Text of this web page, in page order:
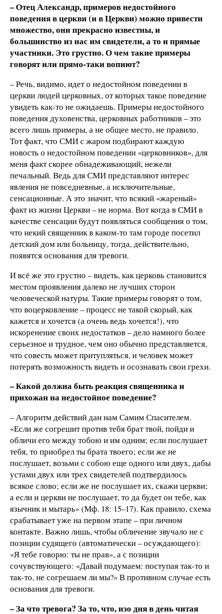
– Отец Александр, примеров недостойного
поведения в церкви (и в Церкви) можно привести
множество, они прекрасно известны, и
большинство из нас им свидетели, а то и прямые
участники. Это грустно. О чем такие примеры
говорят или прямо-таки вопиют?
– Речь, видимо, идет о недостойном поведении в
церкви людей церковных, от которых такое поведение
увидеть как-то не ожидаешь. Примеры недостойного
поведения духовенства, церковных работников – это
всего лишь примеры, а не общее место, не правило.
Тот факт, что СМИ с жаром подбирают каждую
новость о недостойном поведении «церковников», для
меня факт скорее обнадеживающий, нежели
печальный. Ведь для СМИ представляют интерес
явления не повседневные, а исключительные,
сенсационные. А это значит, что всякий «жареный»
факт из жизни Церкви – не норма. Вот когда в СМИ в
качестве сенсации будут появляться сообщения о том,
что некий священник в каком-то там городе посетил
детский дом или больницу, тогда, действительно,
появятся основания для тревоги.
И всё же это грустно – видеть, как церковь становится
местом проявления далеко не лучших сторон
человеческой натуры. Такие примеры говорят о том,
что воцерковление – процесс не такой скорый, как
кажется и хочется (а очень ведь хочется!), что
искоренение своих недостатков – дело намного более
серьезное и трудное, чем оно обычно представляется,
что совесть может притупляться, и человек может
потерять возможность видеть и осознавать свои грехи.
– Какой должна быть реакция священника и
прихожан на недостойное поведение?
– Алгоритм действий дан нам Самим Спасителем.
«Если же согрешит против тебя брат твой, пойди и
обличи его между тобою и им одним; если послушает
тебя, то приобрел ты брата твоего; если же не
послушает, возьми с собою еще одного или двух, дабы
устами двух или трех свидетелей подтвердилось
всякое слово; если же не послушает их, скажи церкви;
а если и церкви не послушает, то да будет он тебе, как
язычник и мытарь» (Мф. 18: 15–17). Как правило, схема
срабатывает уже на первом этапе – при личном
контакте. Важно лишь, чтобы обличение звучало не с
позиции судящего (автоматически – осуждающего):
«Я тебе говорю: ты не прав», а с позиции
сочувствующего: «Давай подумаем: поступая так-то и
так-то, не согрешаем ли мы?» В противном случае есть
основания для тревоги.
– За что тревога? За то, что, изо дня в день читая